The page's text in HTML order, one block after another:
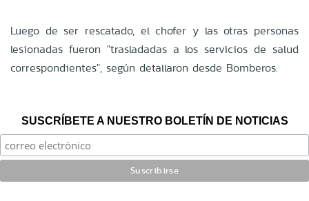
Luego de ser rescatado, el chofer y las otras personas
lesionadas fueron "trasladadas a los servicios de salud
correspondientes", según detallaron desde Bomberos.
SUSCRÍBETE A NUESTRO BOLETÍN DE NOTICIAS